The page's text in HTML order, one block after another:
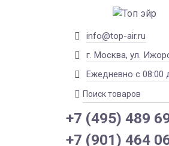
info@top-air.ru
г. Москва, ул.
Ежедневно с 08:00
+7 (495) 489
+7 (901) 464